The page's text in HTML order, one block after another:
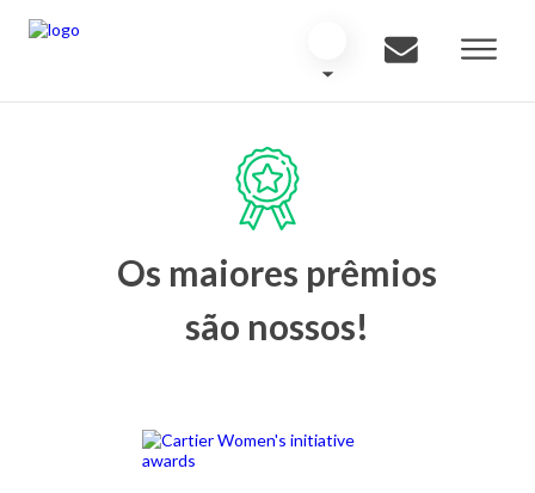
Os maiores prêmios
são nossos!